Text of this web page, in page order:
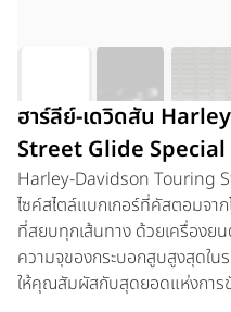
ฮาร์ลีย์-เดวิดสัน
Street Glide Special
Harley-Davidson Touring
ไซค์สไตล์แบกเกอร์ที่คัสตอมจา
ที่สยบทุกเส้นทาง ด้วยเครื่องย
ความจุของกระบอกสูบสูงสุดใ
ให้คุณสัมผัสกับสุดยอดแห่งการ